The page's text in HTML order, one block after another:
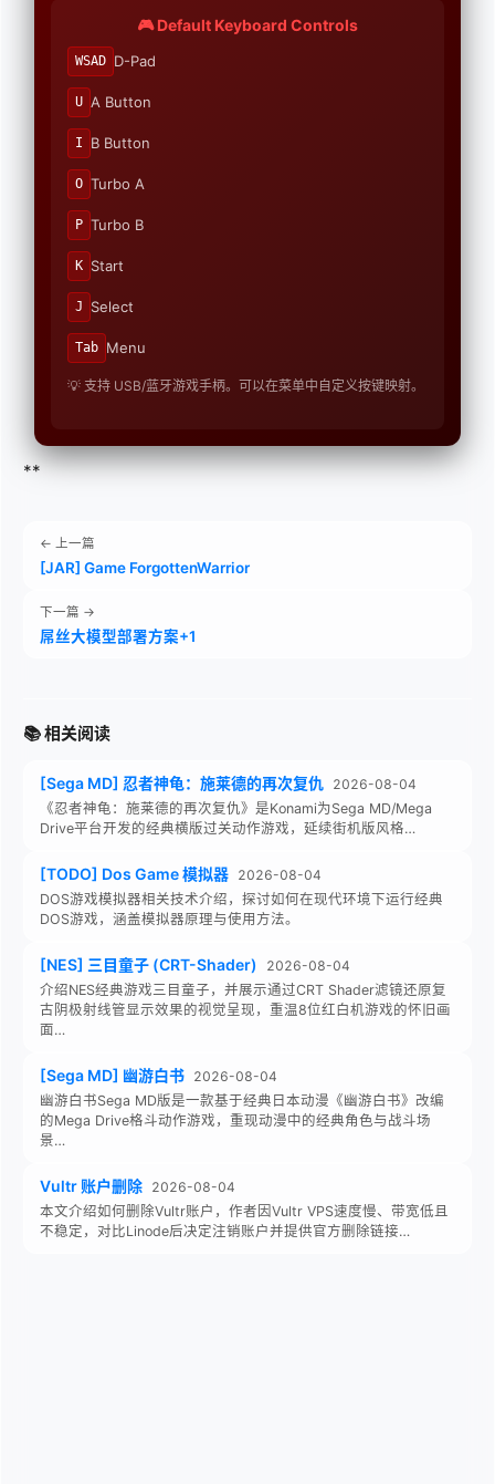
🎮 Default Keyboard Controls
WSAD D-Pad
U A Button
I B Button
O Turbo A
P Turbo B
K Start
J Select
Tab Menu
💡 支持 USB/蓝牙游戏手柄。可以在菜单中自定义按键映射。
**
← 上一篇
[JAR] Game ForgottenWarrior
下一篇 →
屌丝大模型部署方案+1
📚 相关阅读
[Sega MD] 忍者神龟：施莱德的再次复仇 2026-08-04
《忍者神龟：施莱德的再次复仇》是Konami为Sega MD/Mega
Drive平台开发的经典横版过关动作游戏，延续街机版风格…
[TODO] Dos Game 模拟器 2026-08-04
DOS游戏模拟器相关技术介绍，探讨如何在现代环境下运行经典
DOS游戏，涵盖模拟器原理与使用方法。
[NES] 三目童子 (CRT-Shader)
2026-08-04
介绍NES经典游戏三目童子，并展示通过CRT Shader滤镜还原复
古阴极射线管显示效果的视觉呈现，重温8位红白机游戏的怀旧画
面…
[Sega MD] 幽游白书 2026-08-04
幽游白书Sega MD版是一款基于经典日本动漫《幽游白书》改编
的Mega Drive格斗动作游戏，重现动漫中的经典角色与战斗场
景…
Vultr 账户删除 2026-08-04
本文介绍如何删除Vultr账户，作者因Vultr VPS速度慢、带宽低且
不稳定，对比Linode后决定注销账户并提供官方删除链接…